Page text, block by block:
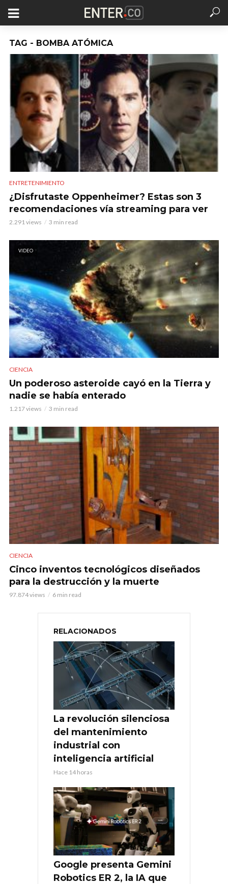
TAG - BOMBA ATÓMICA
ENTRETENIMIENTO
¿Disfrutaste Oppenheimer? Estas son 3
recomendaciones vía streaming para ver
2.291 views 3 min read
VIDEO
CIENCIA
Un poderoso asteroide cayó en la Tierra y
nadie se había enterado
1.217 views 3 min read
CIENCIA
Cinco inventos tecnológicos diseñados
para la destrucción y la muerte
97.874 views 6 min read
RELACIONADOS
La revolución silenciosa
del mantenimiento
industrial con
inteligencia artificial
Hace 14 horas
Google presenta Gemini
Robotics ER 2, la IA que